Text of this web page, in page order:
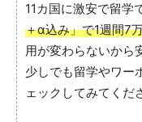
11カ国に激安で留学
＋α込み」で1週間7
用が変わらないから
少しでも留学やワー
ェックしてみてくだ